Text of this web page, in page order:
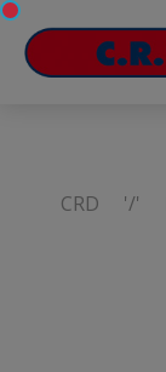
CRD